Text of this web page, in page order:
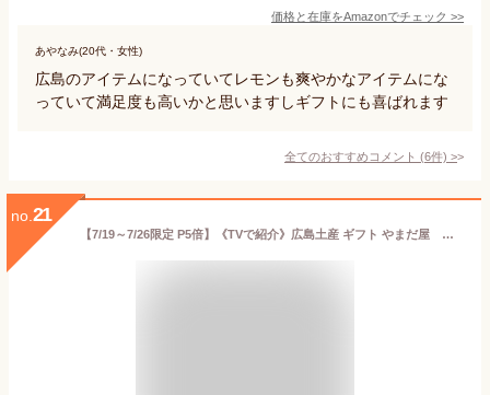
価格と在庫をAmazonでチェック >>
あやなみ(20代・女性)
広島のアイテムになっていてレモンも爽やかなアイテムにな
っていて満足度も高いかと思いますしギフトにも喜ばれます
全てのおすすめコメント (6件) >
no. 21
【7/19～7/26限定 P5倍】《TVで紹介》広島土産 ギフト やまだ屋 桐葉菓（とうようか）6個入 ザ・広島ブランド認定 もちもち食感